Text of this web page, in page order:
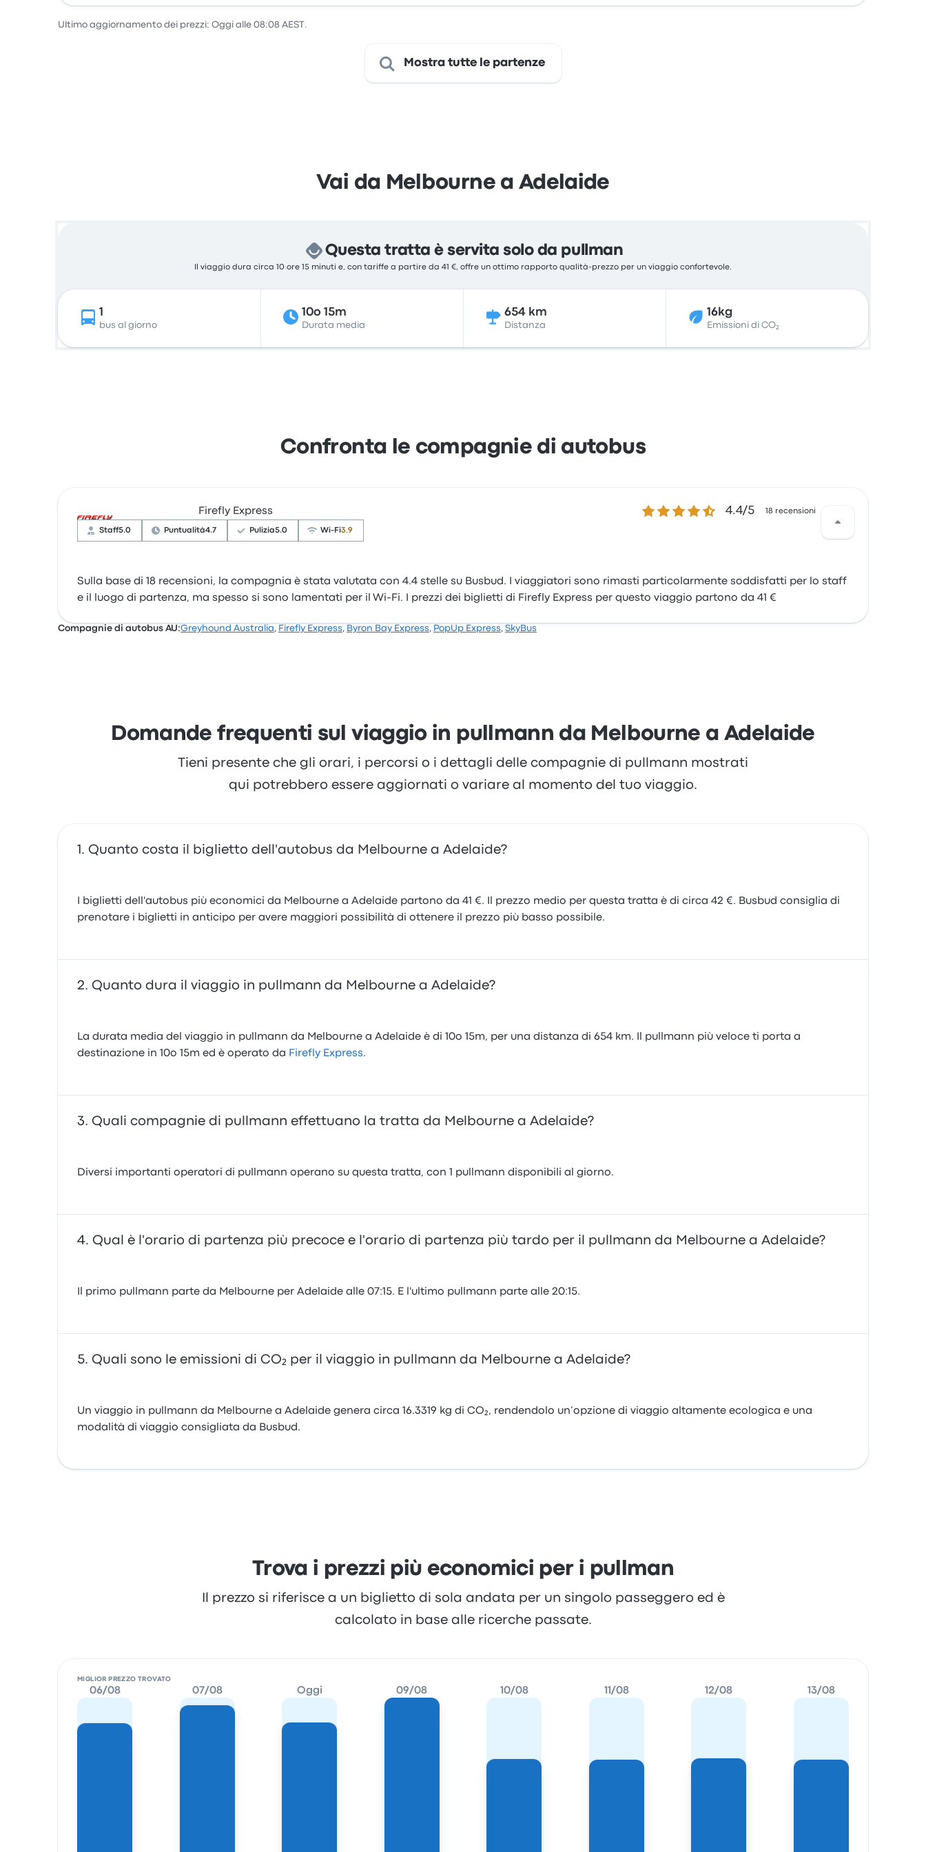
Ultimo aggiornamento dei prezzi: Oggi alle 08:08 AEST.
Mostra tutte le partenze
Vai da Melbourne a Adelaide
Questa tratta è servita solo da pullman
Il viaggio dura circa 10 ore 15 minuti e, con tariffe a partire da 41 €, offre un ottimo rapporto qualità-prezzo per un viaggio confortevole.
1
bus al giorno
10o 15m
Durata media
654 km
Distanza
16kg
Emissioni di CO₂
Confronta le compagnie di autobus
Firefly Express 4.4 su 5 stelle 4.4/5 18 recensioni
Staff5.0 Puntualità4.7 Pulizia5.0 Wi-Fi3.9
Sulla base di 18 recensioni, la compagnia è stata valutata con 4.4 stelle su Busbud. I viaggiatori sono rimasti particolarmente soddisfatti per lo staff
e il luogo di partenza, ma spesso si sono lamentati per il Wi-Fi. I prezzi dei biglietti di Firefly Express per questo viaggio partono da 41 €
Compagnie di autobus AU:Greyhound Australia, Firefly Express, Byron Bay Express, PopUp Express, SkyBus
Domande frequenti sul viaggio in pullmann da Melbourne a Adelaide
Tieni presente che gli orari, i percorsi o i dettagli delle compagnie di pullmann mostrati
qui potrebbero essere aggiornati o variare al momento del tuo viaggio.
Quanto costa il biglietto dell'autobus da Melbourne a Adelaide?
I biglietti dell'autobus più economici da Melbourne a Adelaide partono da 41 €. Il prezzo medio per questa tratta è di circa 42 €. Busbud consiglia di
prenotare i biglietti in anticipo per avere maggiori possibilità di ottenere il prezzo più basso possibile.
Quanto dura il viaggio in pullmann da Melbourne a Adelaide?
La durata media del viaggio in pullmann da Melbourne a Adelaide è di 10o 15m, per una distanza di 654 km. Il pullmann più veloce ti porta a
destinazione in 10o 15m ed è operato da Firefly Express.
Quali compagnie di pullmann effettuano la tratta da Melbourne a Adelaide?
Diversi importanti operatori di pullmann operano su questa tratta, con 1 pullmann disponibili al giorno.
Qual è l'orario di partenza più precoce e l'orario di partenza più tardo per il pullmann da Melbourne a Adelaide?
Il primo pullmann parte da Melbourne per Adelaide alle 07:15. E l'ultimo pullmann parte alle 20:15.
Quali sono le emissioni di CO₂ per il viaggio in pullmann da Melbourne a Adelaide?
Un viaggio in pullmann da Melbourne a Adelaide genera circa 16.3319 kg di CO₂, rendendolo un’opzione di viaggio altamente ecologica e una
modalità di viaggio consigliata da Busbud.
Trova i prezzi più economici per i pullman
Il prezzo si riferisce a un biglietto di sola andata per un singolo passeggero ed è
calcolato in base alle ricerche passate.
MIGLIOR PREZZO TROVATO
06/08 07/08 Oggi 09/08 10/08 11/08 12/08 13/08